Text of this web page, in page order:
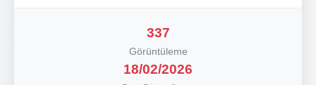
337
Görüntüleme
18/02/2026